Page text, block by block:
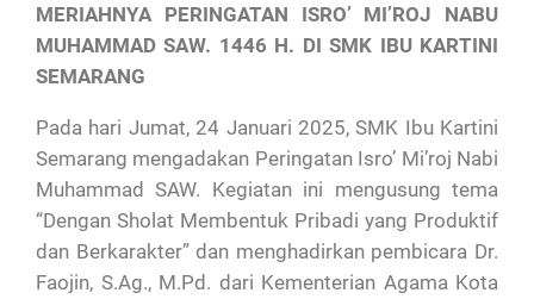
MERIAHNYA PERINGATAN ISRO’ MI’ROJ NABU
MUHAMMAD SAW. 1446 H. DI SMK IBU KARTINI
SEMARANG
Pada hari Jumat, 24 Januari 2025, SMK Ibu Kartini
Semarang mengadakan Peringatan Isro’ Mi’roj Nabi
Muhammad SAW. Kegiatan ini mengusung tema
“Dengan Sholat Membentuk Pribadi yang Produktif
dan Berkarakter” dan menghadirkan pembicara Dr.
Faojin, S.Ag., M.Pd. dari Kementerian Agama Kota